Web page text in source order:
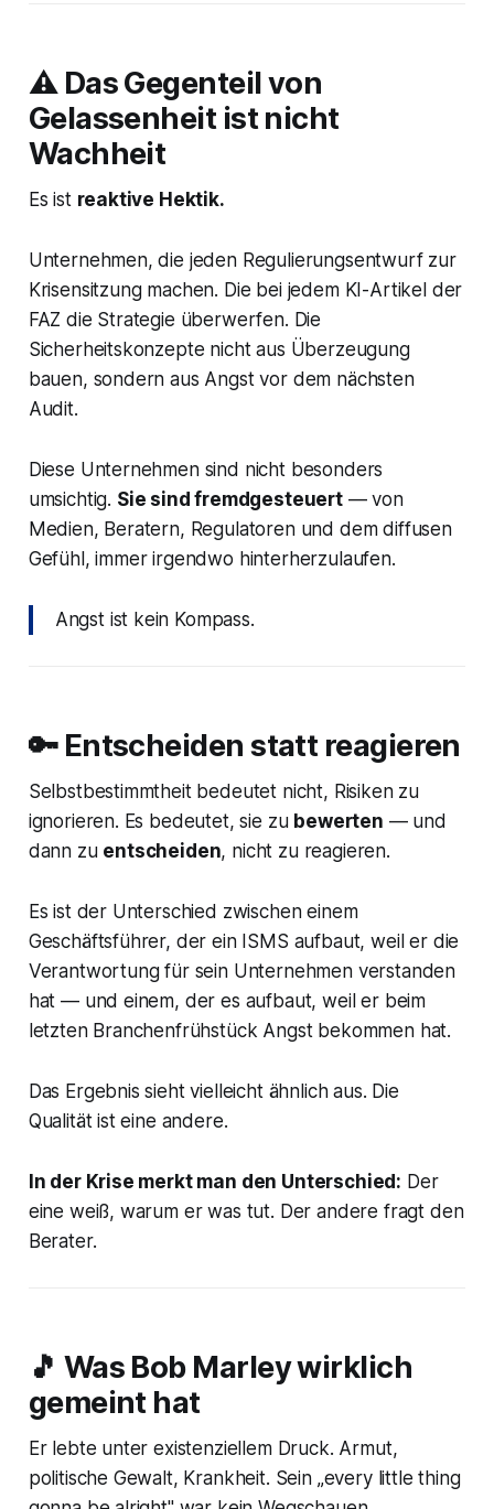
⚠️ Das Gegenteil von
Gelassenheit ist nicht
Wachheit
Es ist reaktive Hektik.
Unternehmen, die jeden Regulierungsentwurf zur
Krisensitzung machen. Die bei jedem KI-Artikel der
FAZ die Strategie überwerfen. Die
Sicherheitskonzepte nicht aus Überzeugung
bauen, sondern aus Angst vor dem nächsten
Audit.
Diese Unternehmen sind nicht besonders
umsichtig. Sie sind fremdgesteuert— von
Medien, Beratern, Regulatoren und dem diffusen
Gefühl, immer irgendwo hinterherzulaufen.
Angst ist kein Kompass.
🔑 Entscheiden statt reagieren
Selbstbestimmtheit bedeutet nicht, Risiken zu
ignorieren. Es bedeutet, sie zu bewerten — und
dann zu entscheiden, nicht zu reagieren.
Es ist der Unterschied zwischen einem
Geschäftsführer, der ein ISMS aufbaut, weil er die
Verantwortung für sein Unternehmen verstanden
hat — und einem, der es aufbaut, weil er beim
letzten Branchenfrühstück Angst bekommen hat.
Das Ergebnis sieht vielleicht ähnlich aus. Die
Qualität ist eine andere.
In der Krise merkt man den Unterschied: Der
eine weiß, warum er was tut. Der andere fragt den
Berater.
🎵 Was Bob Marley wirklich
gemeint hat
Er lebte unter existenziellem Druck. Armut,
politische Gewalt, Krankheit. Sein „every little thing